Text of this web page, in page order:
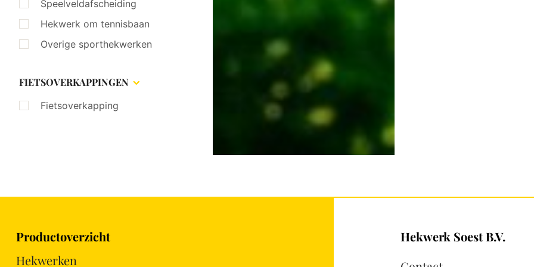
Speelveldafscheiding
Hekwerk om tennisbaan
Overige sporthekwerken
FIETSOVERKAPPINGEN
Fietsoverkapping
Productoverzicht
Hekwerken
Hekwerk Soest B.V.